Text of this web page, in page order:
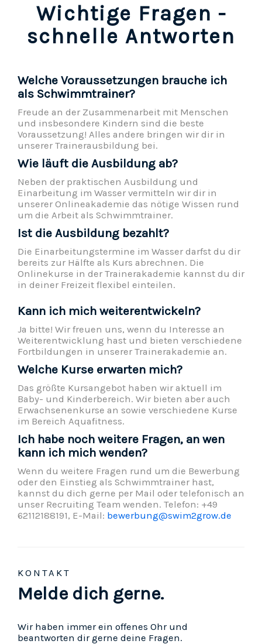
Wichtige Fragen -
schnelle Antworten
Welche Voraussetzungen brauche ich
als Schwimmtrainer?
Freude an der Zusammenarbeit mit Menschen
und insbesondere Kindern sind die beste
Voraussetzung! Alles andere bringen wir dir in
unserer Trainerausbildung bei.
Wie läuft die Ausbildung ab?
Neben der praktischen Ausbildung und
Einarbeitung im Wasser vermitteln wir dir in
unserer Onlineakademie das nötige Wissen rund
um die Arbeit als Schwimmtrainer.
Ist die Ausbildung bezahlt?
Die Einarbeitungstermine im Wasser darfst du dir
bereits zur Hälfte als Kurs abrechnen. Die
Onlinekurse in der Trainerakademie kannst du dir
in deiner Freizeit flexibel einteilen.
Kann ich mich weiterentwickeln?
Ja bitte! Wir freuen uns, wenn du Interesse an
Weiterentwicklung hast und bieten verschiedene
Fortbildungen in unserer Trainerakademie an.
Welche Kurse erwarten mich?
Das größte Kursangebot haben wir aktuell im
Baby- und Kinderbereich. Wir bieten aber auch
Erwachsenenkurse an sowie verschiedene Kurse
im Bereich Aquafitness.
Ich habe noch weitere Fragen, an wen
kann ich mich wenden?
Wenn du weitere Fragen rund um die Bewerbung
oder den Einstieg als Schwimmtrainer hast,
kannst du dich gerne per Mail oder telefonisch an
unser Recruiting Team wenden. Telefon: +49
62112188191, E-Mail: bewerbung@swim2grow.de
KONTAKT
Melde dich gerne.
Wir haben immer ein offenes Ohr und
beantworten dir gerne deine Fragen.